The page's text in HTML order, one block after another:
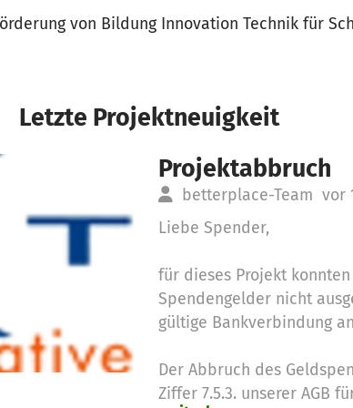
von Bildung Innovation Technik für
Letzte Projektneuigkeit
Projektabbruch
betterplace-Team vor
Liebe Spender,
für dieses Projekt
Spendengelder nicht
gültige Bankverbindung
Der Abbruch des
Ziffer 7.5.3. unserer AGB